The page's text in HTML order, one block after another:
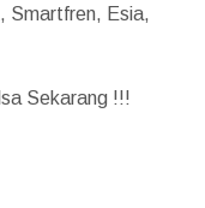
Smartfren, Esia,
Sekarang !!!